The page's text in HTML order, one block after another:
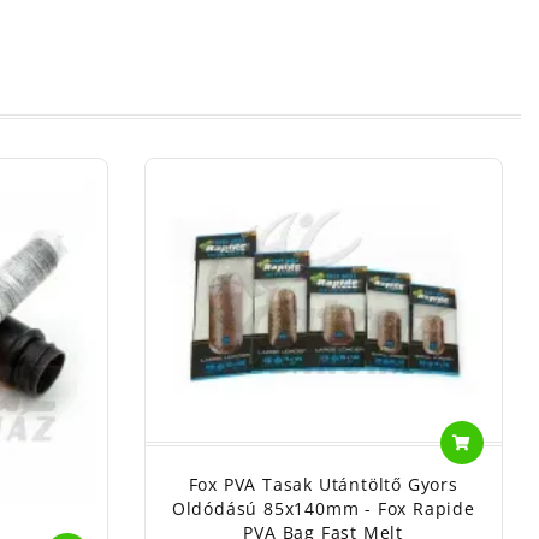
Fox PVA Tasak Utántöltő Gyors
Oldódású 85x140mm - Fox Rapide
PVA Bag Fast Melt